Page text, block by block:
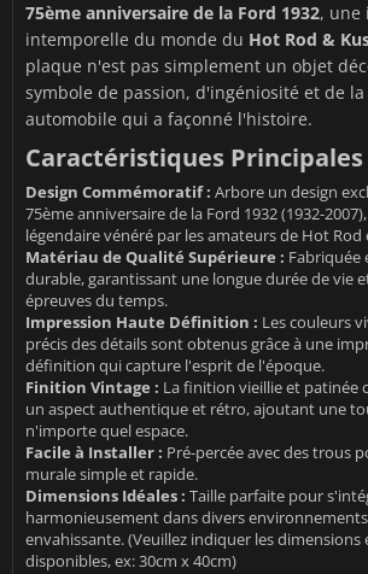
75ème anniversaire de la Ford 1932, une
intemporelle du monde du Hot Rod &
plaque n'est pas simplement un objet
symbole de passion, d'ingéniosité et de
automobile qui a façonné l'histoire.
Caractéristiques Principales
Design Commémoratif : Arbore un design
75ème anniversaire de la Ford 1932 (1932-
légendaire vénéré par les amateurs de Hot
Matériau de Qualité Supérieure : Fabriquée
durable, garantissant une longue durée de vie
épreuves du temps.
Impression Haute Définition : Les couleurs
précis des détails sont obtenus grâce à une
définition qui capture l'esprit de l'époque.
Finition Vintage : La finition vieillie et patinée
un aspect authentique et rétro, ajoutant une
n'importe quel espace.
Facile à Installer : Pré-percée avec des trous
murale simple et rapide.
Dimensions Idéales : Taille parfaite pour
harmonieusement dans divers
envahissante. (Veuillez indiquer les dimensions
disponibles, ex: 30cm x 40cm)